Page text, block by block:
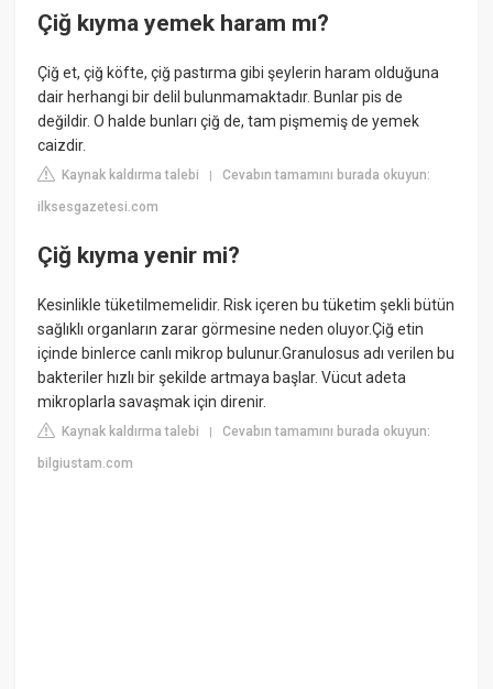
Çiğ kıyma yemek haram mı?
Çiğ et, çiğ köfte, çiğ pastırma gibi şeylerin haram olduğuna
dair herhangi bir delil bulunmamaktadır. Bunlar pis de
değildir. O halde bunları çiğ de, tam pişmemiş de yemek
caizdir.
Kaynak kaldırma talebi |Cevabın tamamını burada okuyun:
ilksesgazetesi.com
Çiğ kıyma yenir mi?
Kesinlikle tüketilmemelidir. Risk içeren bu tüketim şekli bütün
sağlıklı organların zarar görmesine neden oluyor.Çiğ etin
içinde binlerce canlı mikrop bulunur.Granulosus adı verilen bu
bakteriler hızlı bir şekilde artmaya başlar. Vücut adeta
mikroplarla savaşmak için direnir.
Kaynak kaldırma talebi |Cevabın tamamını burada okuyun:
bilgiustam.com